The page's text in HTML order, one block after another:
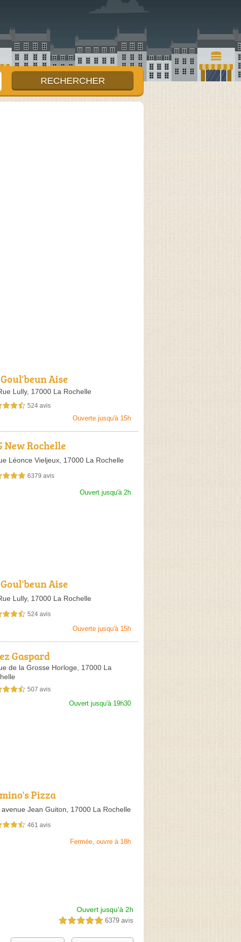
Aise
Lully, 17000 La Rochelle
sur 5 524 avis
Ouverte jusqu'à 15h
New Rochelle
Léonce Vieljeux, 17000 La Rochelle
sur 5 6379 avis
Ouvert jusqu'à 2h
Aise
Lully, 17000 La Rochelle
sur 5 524 avis
Ouverte jusqu'à 15h
Gaspard
de la Grosse Horloge, 17000 La
sur 5 507 avis
Ouvert jusqu'à 19h30
Pizza
Jean Guiton, 17000 La Rochelle
sur 5 461 avis
Fermée, ouvre à 18h
Ouvert jusqu'à 2h
5,0 étoiles sur 5 6379 avis